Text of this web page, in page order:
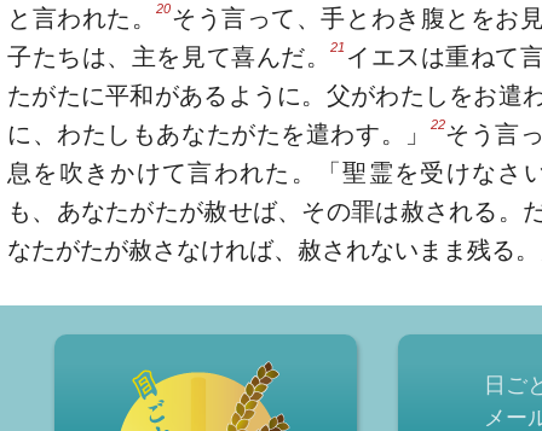
と言われた。20そう言って、手とわき腹とをお
子たちは、主を見て喜んだ。21 イエスは重ねて
たがたに平和があるように。父がわたしをお遣
に、わたしもあなたがたを遣わす。」
22そう言
息を吹きかけて言われた。「聖霊を受けなさ
も、あなたがたが赦せば、その罪は赦される。
なたがたが赦さなければ、赦されないまま残る
日ご
メー